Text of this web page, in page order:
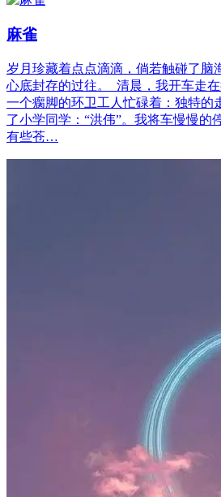
麻雀
岁月珍藏着点点滴滴，倘若触碰了脑
心底封存的过往。 清晨，我开车走
一个瘸脚的环卫工人忙碌着：独特的
了小学同学：“洪伟”。我将车慢慢的
有些苍…